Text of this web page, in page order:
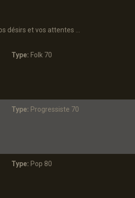
désirs et vos attentes ...
Type: Folk 70
Type: Progressiste 70
Type: Pop 80